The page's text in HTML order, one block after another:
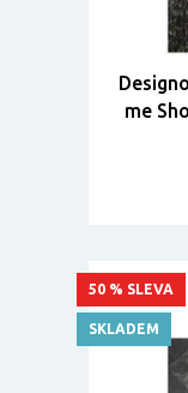
me
50 % SLEVA
SKLADEM